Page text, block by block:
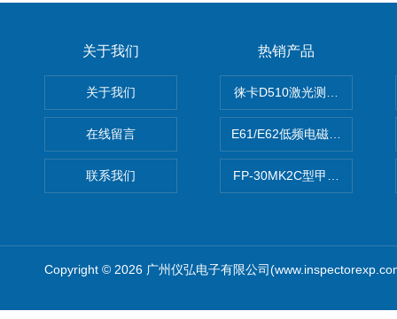
关于我们
关于我们
在线留言
联系我们
热销产品
徕卡D510激光测距仪
E61/E62低频电磁场强度分析
FP-30MK2C型甲醛检测仪
Copyright © 2026 广州仪弘电子有限公司